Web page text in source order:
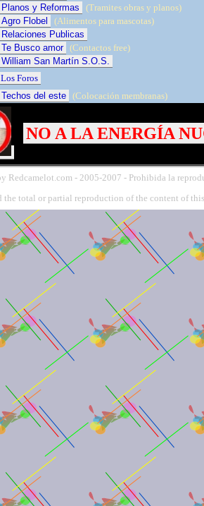
Planos y Reformas
(Tramites obras y planos)
Agro Flobel
(Alimentos para mascotas)
Relaciones Publicas
Te Busco amor (Contactos free)
William San Martín S.O.S.
Los Foros
Techos del este (Colocación membranas)
NO A LA ENERGÍA
Redcamelot.com - 2005-2007 - Prohibida la
the total or partial reproduction of the content of